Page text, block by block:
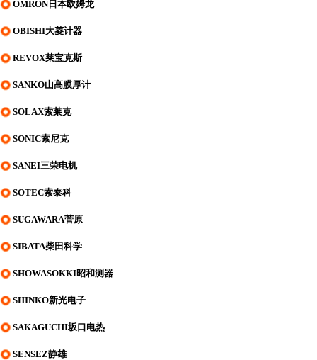
OMRON日本欧姆龙
OBISHI大菱计器
REVOX莱宝克斯
SANKO山高膜厚计
SOLAX索莱克
SONIC索尼克
SANEI三荣电机
SOTEC索泰科
SUGAWARA菅原
SIBATA柴田科学
SHOWASOKKI昭和测器
SHINKO新光电子
SAKAGUCHI坂口电热
SENSEZ静雄